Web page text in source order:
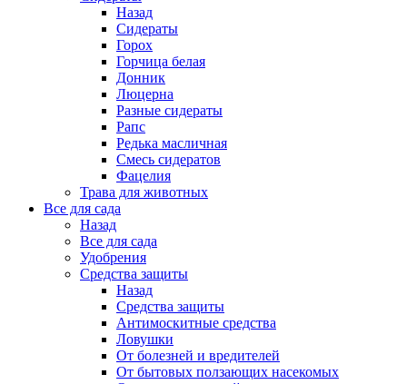
Назад
Сидераты
Горох
Горчица белая
Донник
Люцерна
Разные сидераты
Рапс
Редька масличная
Смесь сидератов
Фацелия
Трава для животных
Все для сада
Назад
Все для сада
Удобрения
Средства защиты
Назад
Средства защиты
Антимоскитные средства
Ловушки
От болезней и вредителей
От бытовых ползающих насекомых